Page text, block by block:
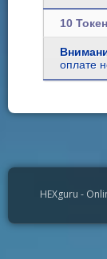
10
оплате
HEXguru -